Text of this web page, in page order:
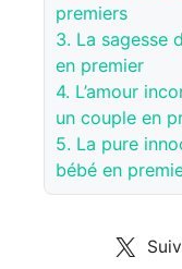
premiers
3. La sagesse
en premier
4. L’amour
un couple en
5. La pure
bébé en